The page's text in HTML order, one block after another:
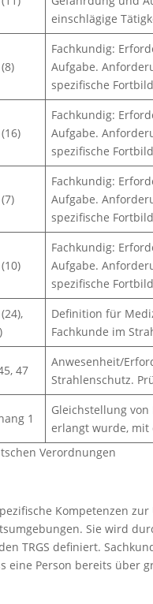
einschlägige
Fachkundig:
Aufgabe.
spezifische
Fachkundig:
Aufgabe.
spezifische
Fachkundig:
Aufgabe.
spezifische
Fachkundig:
Aufgabe.
spezifische
Definition für
Fachkunde im
47
Anwesenheit/
Strahlenschutz.
1
Gleichstellung von
erlangt wurde, mit
Verordnungen
Kompetenzen
Sie wird
TRGS definiert.
eine Person bereits über